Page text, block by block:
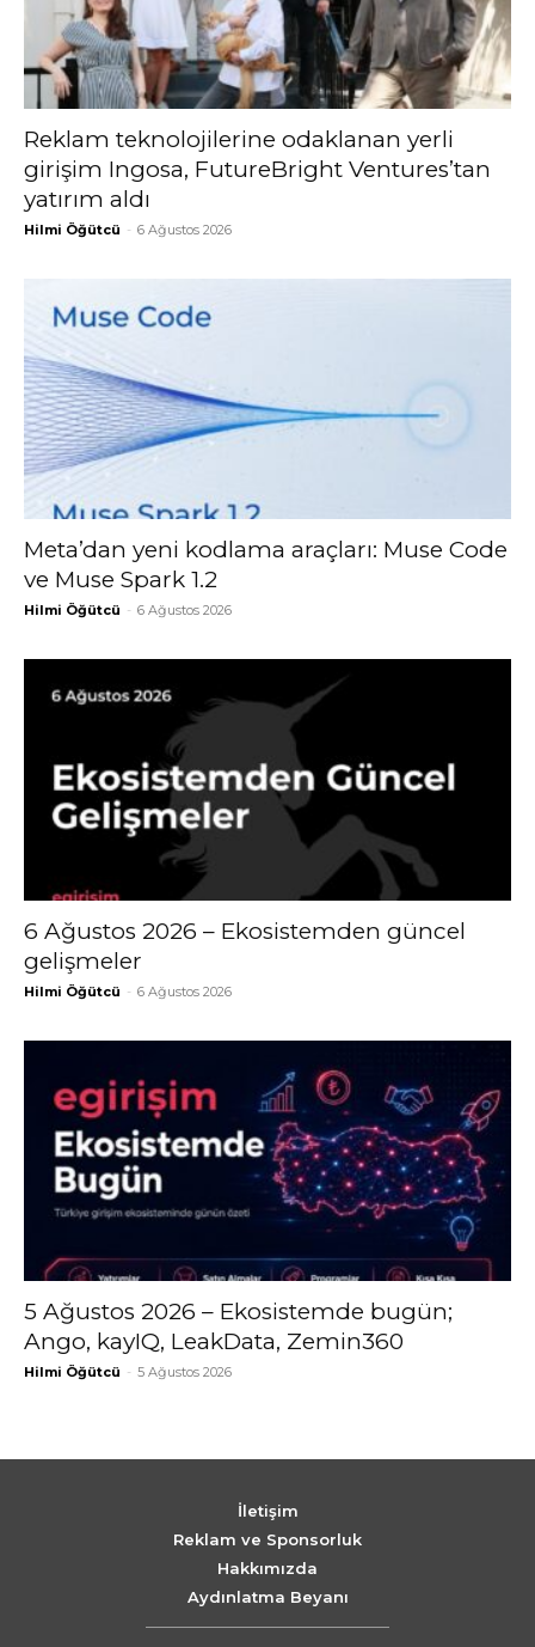
Reklam teknolojilerine odaklanan yerli
girişim Ingosa, FutureBright Ventures’tan
yatırım aldı
Hilmi Öğütcü - 6 Ağustos 2026
Meta’dan yeni kodlama araçları: Muse Code
ve Muse Spark 1.2
Hilmi Öğütcü - 6 Ağustos 2026
6 Ağustos 2026 – Ekosistemden güncel
gelişmeler
Hilmi Öğütcü - 6 Ağustos 2026
5 Ağustos 2026 – Ekosistemde bugün;
Ango, kayIQ, LeakData, Zemin360
Hilmi Öğütcü - 5 Ağustos 2026
İletişim
Reklam ve Sponsorluk
Hakkımızda
Aydınlatma Beyanı